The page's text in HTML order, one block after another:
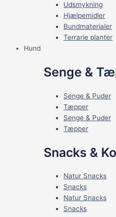
Udsmykning
Hjælpemidler
Bundmaterialer
Terrarie planter
Hund
Senge &
Senge & Puder
Tæpper
Senge & Puder
Tæpper
Snacks &
Natur Snacks
Snacks
Natur Snacks
Snacks